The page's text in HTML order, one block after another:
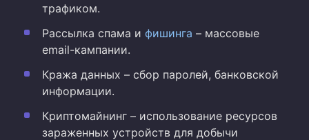
трафиком.
Рассылка спама и фишинга – массовые
email-кампании.
Кража данных – сбор паролей, банковской
информации.
Криптомайнинг – использование ресурсов
зараженных устройств для добычи